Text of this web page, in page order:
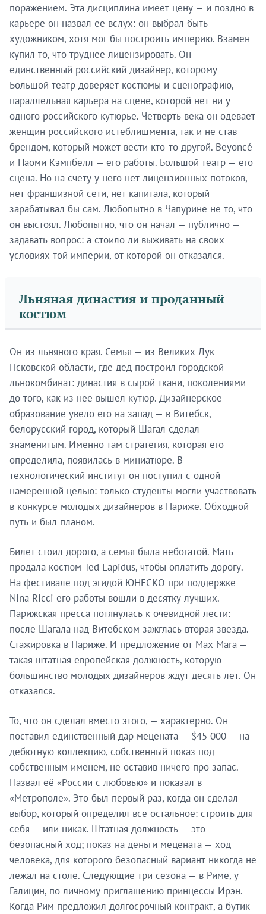
поражением. Эта дисциплина имеет цену — и поздно в
карьере он назвал её вслух: он выбрал быть
художником, хотя мог бы построить империю. Взамен
купил то, что труднее лицензировать. Он
единственный российский дизайнер, которому
Большой театр доверяет костюмы и сценографию, —
параллельная карьера на сцене, которой нет ни у
одного российского кутюрье. Четверть века он одевает
женщин российского истеблишмента, так и не став
брендом, который может вести кто-то другой. Beyoncé
и Наоми Кэмпбелл — его работы. Большой театр — его
сцена. Но на счету у него нет лицензионных потоков,
нет франшизной сети, нет капитала, который
зарабатывал бы сам. Любопытно в Чапурине не то, что
он выстоял. Любопытно, что он начал — публично —
задавать вопрос: а стоило ли выживать на своих
условиях той империи, от которой он отказался.
Льняная династия и проданный
костюм
Он из льняного края. Семья — из Великих Лук
Псковской области, где дед построил городской
льнокомбинат: династия в сырой ткани, поколениями
до того, как из неё вышел кутюр. Дизайнерское
образование увело его на запад — в Витебск,
белорусский город, который Шагал сделал
знаменитым. Именно там стратегия, которая его
определила, появилась в миниатюре. В
технологический институт он поступил с одной
намеренной целью: только студенты могли участвовать
в конкурсе молодых дизайнеров в Париже. Обходной
путь и был планом.
Билет стоил дорого, а семья была небогатой. Мать
продала костюм Ted Lapidus, чтобы оплатить дорогу.
На фестивале под эгидой ЮНЕСКО при поддержке
Nina Ricci его работы вошли в десятку лучших.
Парижская пресса потянулась к очевидной лести:
после Шагала над Витебском зажглась вторая звезда.
Стажировка в Париже. И предложение от Max Mara —
такая штатная европейская должность, которую
большинство молодых дизайнеров ждут десять лет. Он
отказался.
То, что он сделал вместо этого, — характерно. Он
поставил единственный дар мецената — $45 000 — на
дебютную коллекцию, собственный показ под
собственным именем, не оставив ничего про запас.
Назвал её «России с любовью» и показал в
«Метрополе». Это был первый раз, когда он сделал
выбор, который определил всё остальное: строить для
себя — или никак. Штатная должность — это
безопасный ход; показ на деньги мецената — ход
человека, для которого безопасный вариант никогда не
лежал на столе. Следующие три сезона — в Риме, у
Галицин, по личному приглашению принцессы Ирэн.
Когда Рим предложил долгосрочный контракт, а бутик